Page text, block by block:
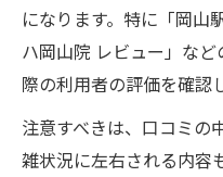
になります。特に「岡山
ハ岡山院 レビュー」な
際の利用者の評価を確認
注意すべきは、口コミの
雑状況に左右される内容